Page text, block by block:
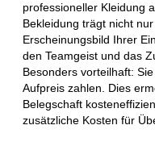
professioneller Kleidung
Bekleidung trägt nicht
Erscheinungsbild Ihrer
den Teamgeist und das
Besonders vorteilhaft:
Aufpreis zahlen. Dies
Belegschaft
zusätzliche Kosten für